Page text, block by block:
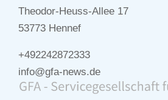
Theodor-Heuss-Allee 17
53773 Hennef
+492242872333
info@gfa-news.de